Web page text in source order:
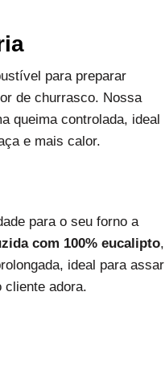
para preparar
de churrasco. Nossa
queima controlada, ideal
e mais calor.
para o seu forno a
com 100% eucalipto,
ideal para assar
cliente adora.